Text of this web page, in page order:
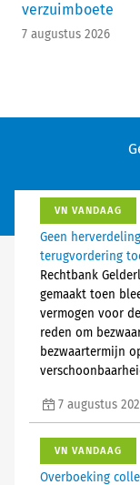
verzuimboete
7 augustus 2026
VN VANDAAG
Geen
terugvordering
Rechtbank
gemaakt toen
vermogen voor
reden om
bezwaartermijn
7 augustus
VN VANDAAG
Overboeking